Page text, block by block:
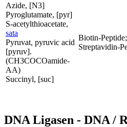
Azide, [N3]
Pyroglutamate, [pyr]
S-acetylthioacetate,
sata
Pyruvat, pyruvic acid
[pyruv].
(CH3COCOamide-
AA)
Succinyl, [suc]
Biotin-Peptide;
Streptavidin-
DNA Ligasen - DNA /